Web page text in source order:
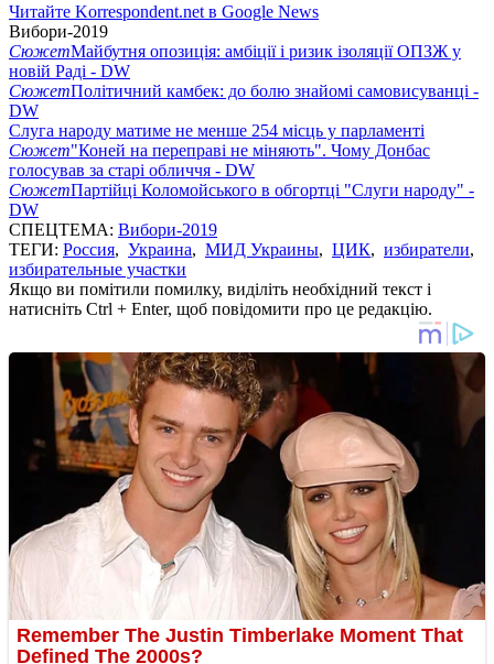
Читайте Korrespondent.net в Google News
Вибори-2019
СюжетМайбутня опозиція: амбіції і ризик ізоляції ОПЗЖ у
новій Раді - DW
СюжетПолітичний камбек: до болю знайомі самовисуванці -
DW
Слуга народу матиме не менше 254 місць у парламенті
Сюжет"Коней на переправі не міняють". Чому Донбас
голосував за старі обличчя - DW
СюжетПартійці Коломойського в обгортці "Слуги народу" -
DW
СПЕЦТЕМА: Вибори-2019
ТЕГИ: Россия, Украина, МИД Украины, ЦИК, избиратели,
избирательные участки
Якщо ви помітили помилку, виділіть необхідний текст і
натисніть Ctrl + Enter, щоб повідомити про це редакцію.